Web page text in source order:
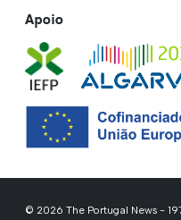
Apoio
© 2026 The Portugal News -